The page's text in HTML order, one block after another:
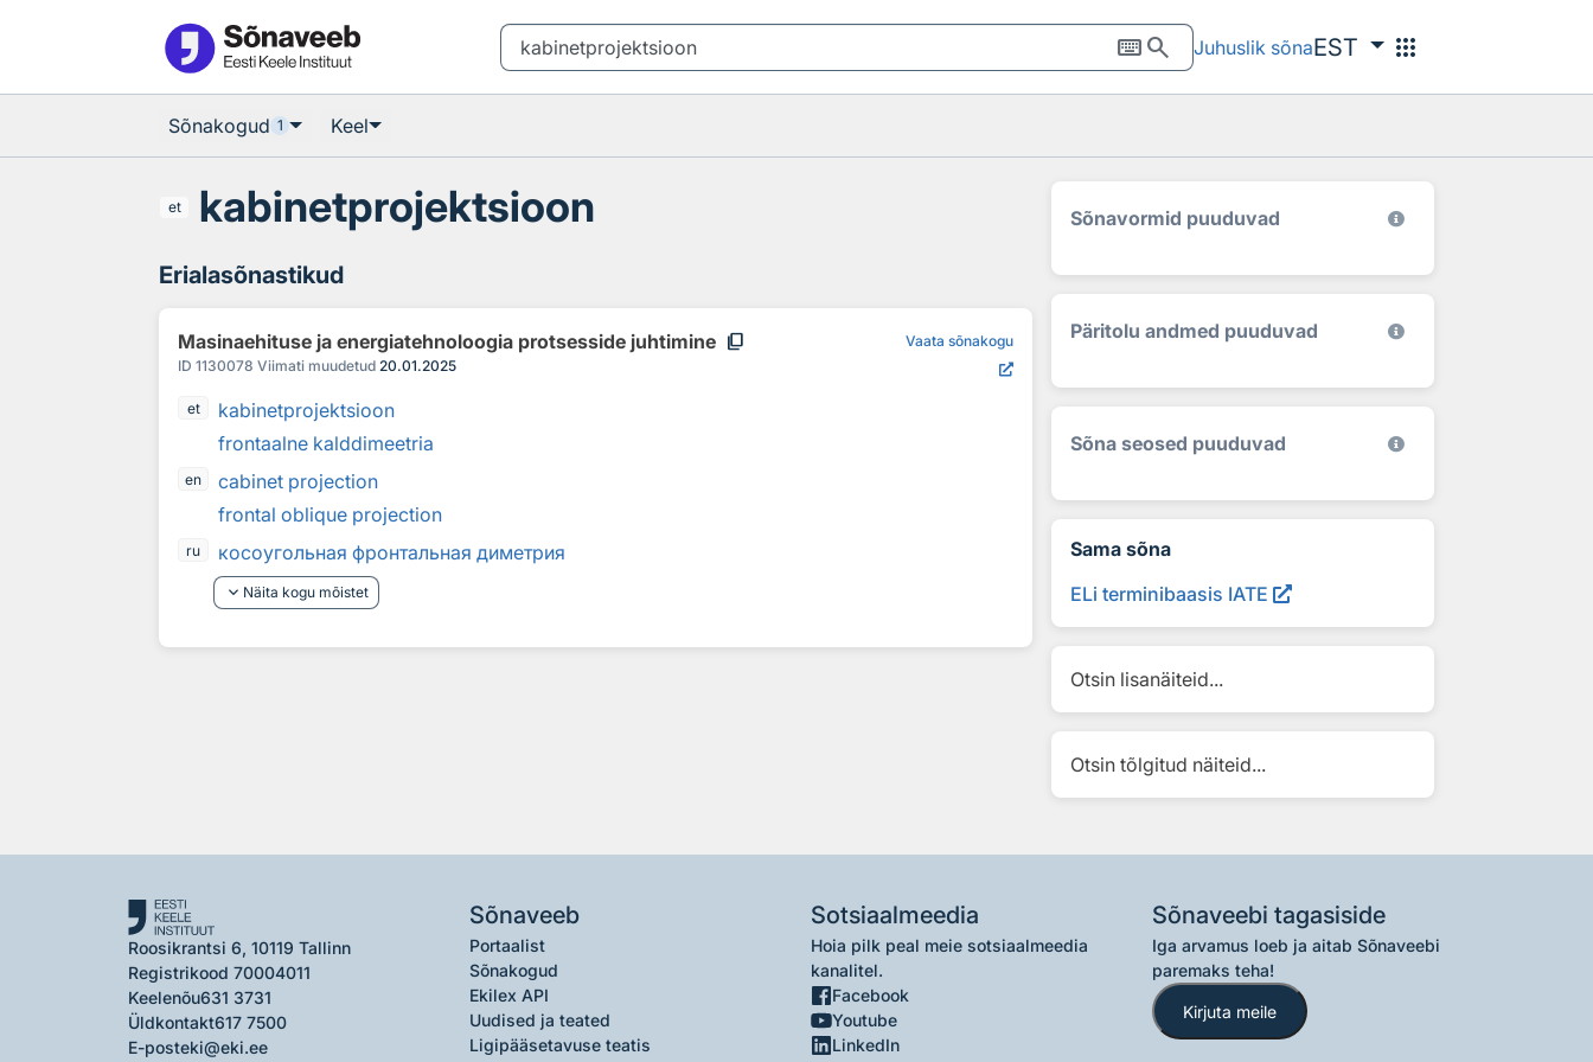
keyboardsearch Juhuslik sõnaEST apps
Sõnakogud 1 Keel
et kabinetprojektsioon
Erialasõnastikud
Masinaehituse ja energiatehnoloogia protsesside juhtimine content_copy
ID 1130078 Viimati muudetud 20.01.2025
Vaata sõnakogu
et
kabinetprojektsioon
frontaalne kalddimeetria
en
cabinet projection
frontal oblique projection
ru
косоугольная фронтальная диметрия
keyboard_arrow_down Näita kogu mõistet
Sõnavormid puuduvad
Päritolu andmed puuduvad
Sõna seosed puuduvad
Sama sõna
ELi terminibaasis IATE
Otsin lisanäiteid...
Otsin tõlgitud näiteid...
Roosikrantsi 6, 10119 Tallinn
Registrikood 70004011
Keelenõu631 3731
Üldkontakt617 7500
E-posteki@eki.ee
Sõnaveeb
Portaalist
Sõnakogud
Ekilex API
Uudised ja teated
Ligipääsetavuse teatis
Sotsiaalmeedia
Hoia pilk peal meie sotsiaalmeedia
kanalitel.
Facebook
Youtube
LinkedIn
Sõnaveebi tagasiside
Iga arvamus loeb ja aitab Sõnaveebi
paremaks teha!
Kirjuta meile